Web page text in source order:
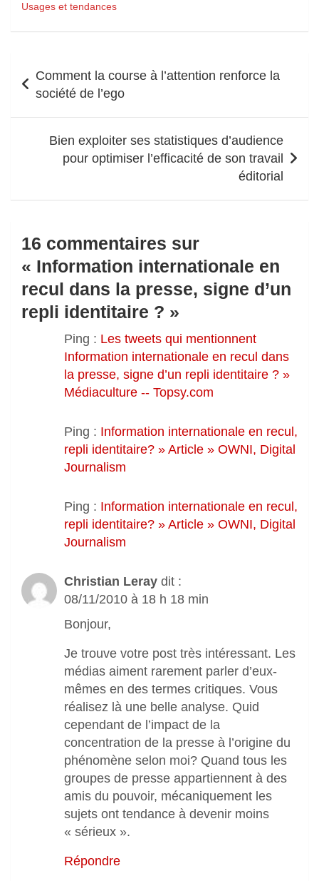
Usages et tendances
de
Comment la course à l’attention renforce la
société de l’ego
Bien exploiter ses statistiques d’audience
pour optimiser l’efficacité de son travail
éditorial
16 commentaires sur
« Information internationale en
recul dans la presse, signe d’un
repli identitaire ? »
Ping : Les tweets qui mentionnent
Information internationale en recul dans
la presse, signe d’un repli identitaire ? »
Médiaculture -- Topsy.com
Ping : Information internationale en recul,
repli identitaire? » Article » OWNI, Digital
Journalism
Ping : Information internationale en recul,
repli identitaire? » Article » OWNI, Digital
Journalism
Christian Leray dit :
08/11/2010 à 18 h 18 min
Bonjour,
Je trouve votre post très intéressant. Les
médias aiment rarement parler d’eux-
mêmes en des termes critiques. Vous
réalisez là une belle analyse. Quid
cependant de l’impact de la
concentration de la presse à l’origine du
phénomène selon moi? Quand tous les
groupes de presse appartiennent à des
amis du pouvoir, mécaniquement les
sujets ont tendance à devenir moins
« sérieux ».
Répondre